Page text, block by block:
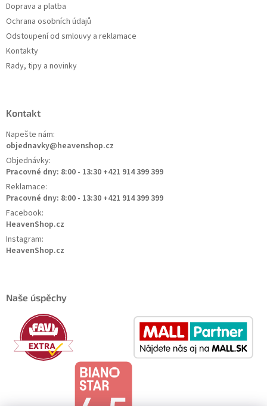
Doprava a platba
Ochrana osobních údajů
Odstoupení od smlouvy a reklamace
Kontakty
Rady, tipy a novinky
Kontakt
Napešte nám:
objednavky@heavenshop.cz
Objednávky:
Pracovné dny: 8:00 - 13:30 +421 914 399 399
Reklamace:
Pracovné dny: 8:00 - 13:30 +421 914 399 399
Facebook:
HeavenShop.cz
Instagram:
HeavenShop.cz
Naše úspěchy